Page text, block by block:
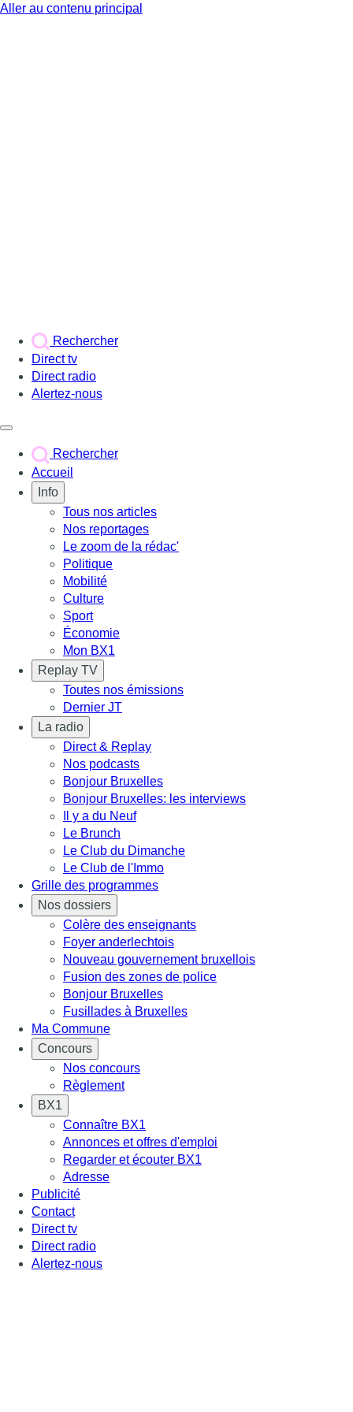
Aller au contenu principal
Rechercher
Direct tv
Direct radio
Alertez-nous
Rechercher
Accueil
Info
Tous nos articles
Nos reportages
Le zoom de la rédac'
Politique
Mobilité
Culture
Sport
Économie
Mon BX1
Replay TV
Toutes nos émissions
Dernier JT
La radio
Direct & Replay
Nos podcasts
Bonjour Bruxelles
Bonjour Bruxelles: les interviews
Il y a du Neuf
Le Brunch
Le Club du Dimanche
Le Club de l'Immo
Grille des programmes
Nos dossiers
Colère des enseignants
Foyer anderlechtois
Nouveau gouvernement bruxellois
Fusion des zones de police
Bonjour Bruxelles
Fusillades à Bruxelles
Ma Commune
Concours
Nos concours
Règlement
BX1
Connaître BX1
Annonces et offres d'emploi
Regarder et écouter BX1
Adresse
Publicité
Contact
Direct tv
Direct radio
Alertez-nous